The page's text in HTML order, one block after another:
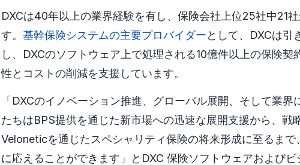
DXCは40年以上の業界経験を有し、保険会社上位25社中21
す。 基幹保険システムの主要プロバイダーとして、DXCは引
し、DXCのソフトウェア上で処理される10億件以上の保険
性とコストの削減を支援しています。
「DXCのイノベーション推進、グローバル展開、そして業
たちはBPS提供を通じた新市場への迅速な展開支援から、戦
Veloneticを通じたスペシャリティ保険の将来形成に至るま
に応えることができます」とDXC 保険ソフトウェアおよび